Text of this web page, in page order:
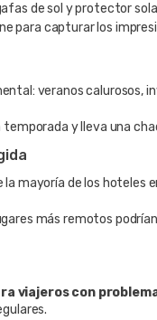
de sol y protector
para capturar los
veranos calurosos,
y lleva una
mayoría de los hoteles
más remotos
viajeros con